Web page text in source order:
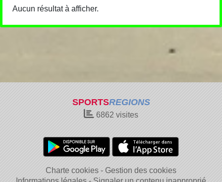
Aucun résultat à afficher.
SPORTSREGIONS
6862 visites
Charte cookies
Gestion des cookies